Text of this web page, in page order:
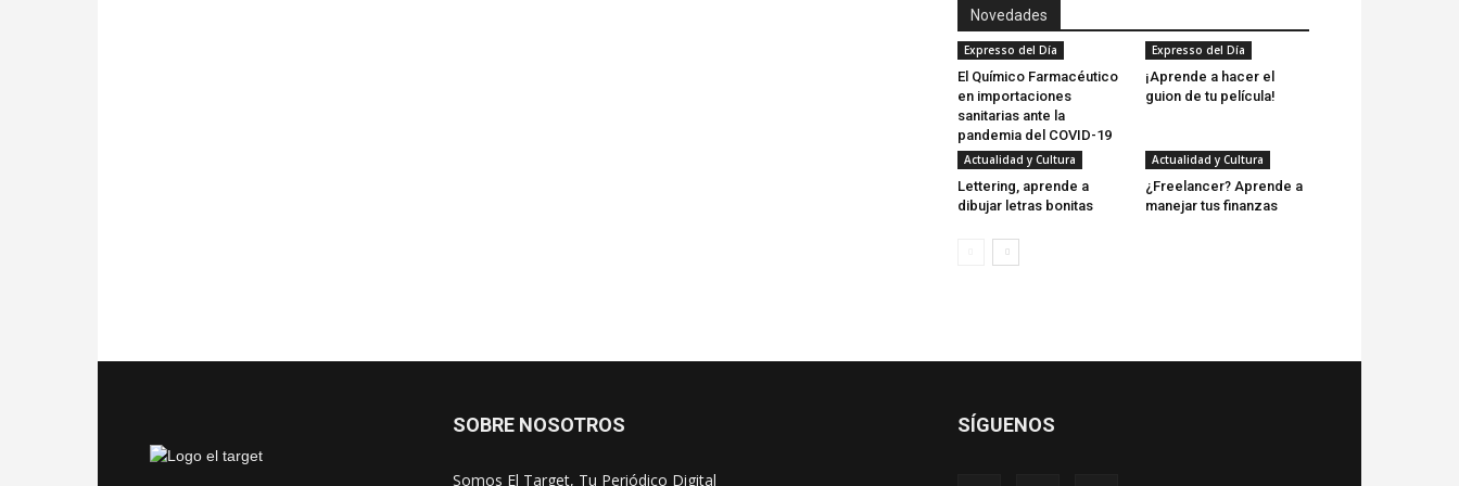
Novedades
Expresso del Día
El Químico Farmacéutico
en importaciones
sanitarias ante la
pandemia del COVID-19
Expresso del Día
¡Aprende a hacer el
guion de tu película!
Actualidad y Cultura
Lettering, aprende a
dibujar letras bonitas
Actualidad y Cultura
¿Freelancer? Aprende a
manejar tus finanzas
SOBRE NOSOTROS
Somos El Target, Tu Periódico Digital
SÍGUENOS